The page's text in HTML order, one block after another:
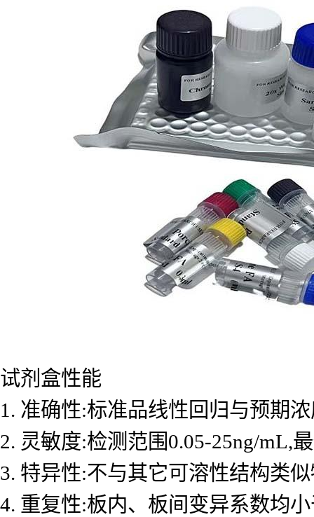
试剂盒性能
1. 准确性:标准品线性回归与预期
2. 灵敏度:检测范围0.05-25ng/mL,
3. 特异性:不与其它可溶性结构类
4. 重复性:板内、板间变异系数均